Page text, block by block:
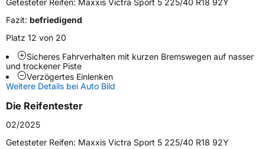
ModellnameVictra Sport 5 SUV
FahrzeugartPKW & SUV
Weitere Eigenschaften
Schlauchtyp TL
Zustand
Getesteter Reifen: Maxxis Victra Sport 5 225/40 R18 92Y
Fazit: befriedigend
Platz 12 von 20
Sicheres Fahrverhalten mit kurzen Bremswegen auf nasser
und trockener Piste
Verzögertes Einlenken
Weitere Details bei Auto Bild
Die Reifentester
02/2025
Getesteter Reifen: Maxxis Victra Sport 5 225/40 R18 92Y